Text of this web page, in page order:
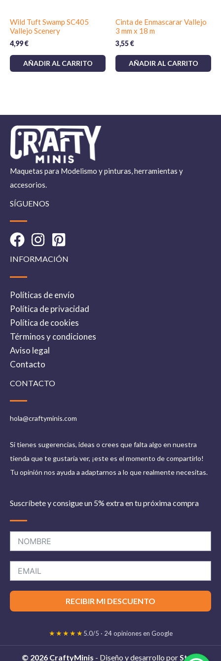
Wild Tuft Swamp SC405
Vallejo Scenery
4,99€
AÑADIR AL CARRITO
Cinta de Enmascarar Vallejo
3 mm x 18 m
3,55€
AÑADIR AL CARRITO
Maquetas para Modelismo y pinturas, herramientas y
accesorios.
SÍGUENOS
INFORMACIÓN
Políticas de envío
Política de privacidad
Política de cookies
Términos y condiciones
Aviso legal
Contacto
CONTACTO
hola@craftyminis.com
Si tienes sugerencias, ideas o crees que falta algo en nuestra
tienda que te gustaría ver, ¡este es el momento de compartirlo!
Tu opinión nos ayuda a adaptarnos a lo que realmente necesitas.
Suscríbete y consigue un 5% extra en tu próxima compra
RECIBIR MI DESCUENTO
★★★★★ 5.0/5 · 24 opiniones en Google
© 2026 CraftyMinis - Diseño y desarrollo porStelis